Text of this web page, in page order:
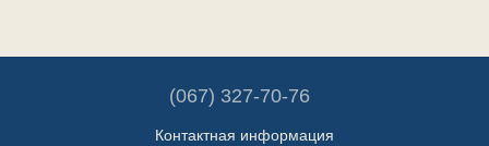
(067) 327-70-76
Контактная информация